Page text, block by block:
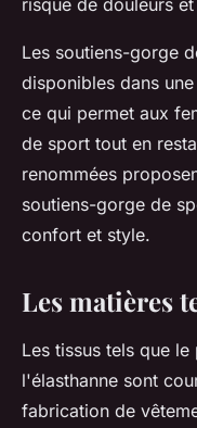
risque de douleurs
Les soutiens-gorge
disponibles dans
ce qui permet aux
de sport tout en
renommées
soutiens-gorge de
confort et style.
Les matières
Les tissus tels que
l'élasthanne sont
fabrication de